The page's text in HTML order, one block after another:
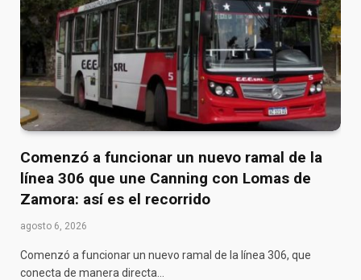
Comenzó a funcionar un nuevo ramal de la
línea 306 que une Canning con Lomas de
Zamora: así es el recorrido
agosto 6, 2026
Comenzó a funcionar un nuevo ramal de la línea 306, que
conecta de manera directa…